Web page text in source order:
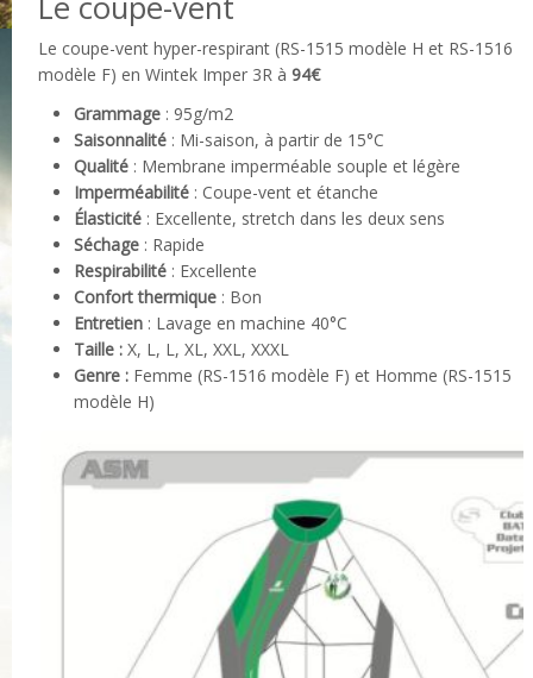
Le coupe-vent hyper-respirant (RS-1515 modèle H et RS-1516
modèle F) en Wintek Imper 3R à 94€
Grammage : 95g/m2
Saisonnalité : Mi-saison, à partir de 15°C
Qualité : Membrane imperméable souple et légère
Imperméabilité : Coupe-vent et étanche
Élasticité : Excellente, stretch dans les deux sens
Séchage : Rapide
Respirabilité : Excellente
Confort thermique : Bon
Entretien : Lavage en machine 40°C
Taille : X, L, L, XL, XXL, XXXL
Genre : Femme (RS-1516 modèle F) et Homme (RS-1515
modèle H)